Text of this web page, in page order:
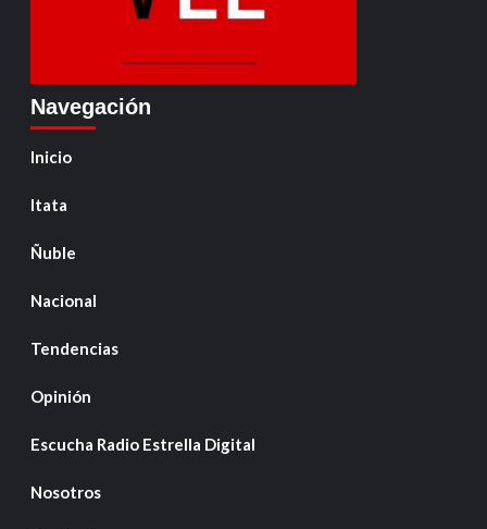
Navegación
Inicio
Itata
Ñuble
Nacional
Tendencias
Opinión
Escucha Radio Estrella Digital
Nosotros